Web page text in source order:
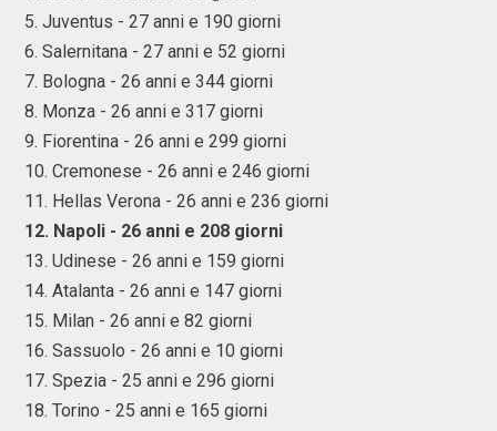
5. Juventus - 27 anni e 190 giorni
6. Salernitana - 27 anni e 52 giorni
7. Bologna - 26 anni e 344 giorni
8. Monza - 26 anni e 317 giorni
9. Fiorentina - 26 anni e 299 giorni
10. Cremonese - 26 anni e 246 giorni
11. Hellas Verona - 26 anni e 236 giorni
12. Napoli - 26 anni e 208 giorni
13. Udinese - 26 anni e 159 giorni
14. Atalanta - 26 anni e 147 giorni
15. Milan - 26 anni e 82 giorni
16. Sassuolo - 26 anni e 10 giorni
17. Spezia - 25 anni e 296 giorni
18. Torino - 25 anni e 165 giorni